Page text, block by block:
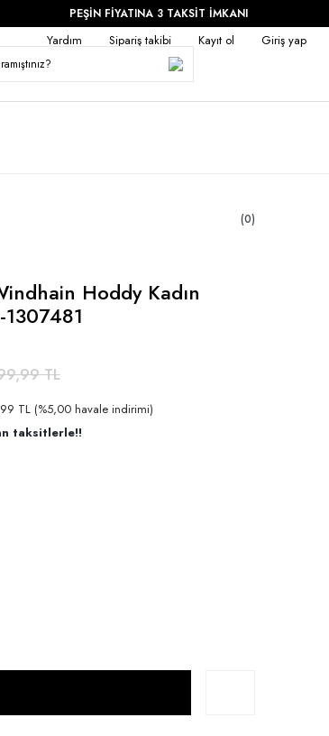
PEŞİN FİYATINA 3 TAKSİT İMKANI
Yardım Sipariş takibi Kayıt ol Giriş yap
(0)
Hoddy Kadın
TL
TL (%5,00 havale indirimi)
taksitlerle!!